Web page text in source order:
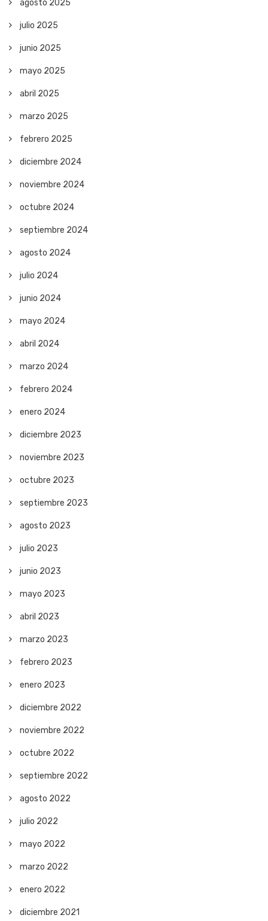
agosto 2025
julio 2025
junio 2025
mayo 2025
abril 2025
marzo 2025
febrero 2025
diciembre 2024
noviembre 2024
octubre 2024
septiembre 2024
agosto 2024
julio 2024
junio 2024
mayo 2024
abril 2024
marzo 2024
febrero 2024
enero 2024
diciembre 2023
noviembre 2023
octubre 2023
septiembre 2023
agosto 2023
julio 2023
junio 2023
mayo 2023
abril 2023
marzo 2023
febrero 2023
enero 2023
diciembre 2022
noviembre 2022
octubre 2022
septiembre 2022
agosto 2022
julio 2022
mayo 2022
marzo 2022
enero 2022
diciembre 2021